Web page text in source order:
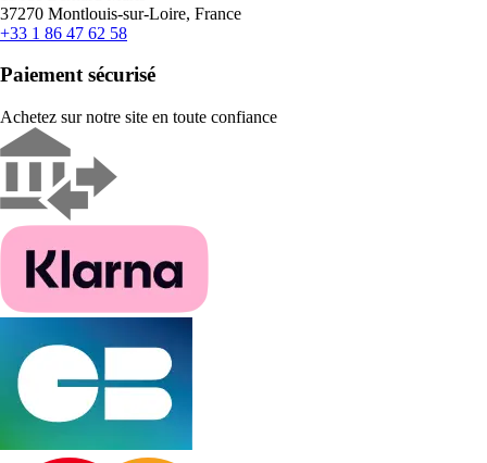
37270 Montlouis-sur-Loire, France
+33 1 86 47 62 58
Paiement sécurisé
Achetez sur notre site en toute confiance